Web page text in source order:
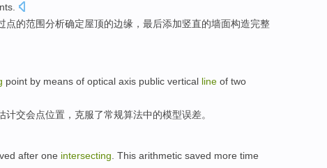
点的范围分析确定屋顶的边缘，最后添加竖直的墙面构造完整
point by means of optical axis public vertical line of two
计交会点位置，克服了常规算法中的模型误差。
after one intersecting . This arithmetic saved more time